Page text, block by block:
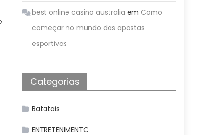
best online casino australia em Como
começar no mundo das apostas
esportivas
Categorias
Batatais
ENTRETENIMENTO